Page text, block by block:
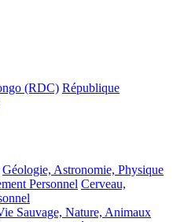
(RDC) République
Géologie, Astronomie, Physique
Personnel Cerveau,
Sauvage, Nature, Animaux